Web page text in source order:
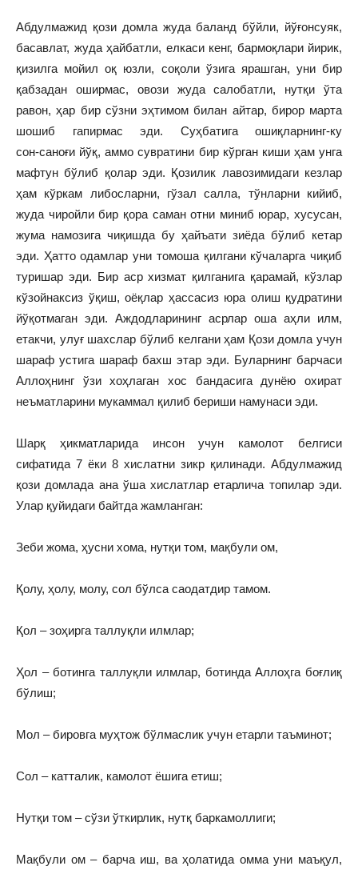
Абдулмажид қози домла жуда баланд бўйли, йўғонсуяк,
басавлат, жуда ҳайбатли, елкаси кенг, бармоқлари йирик,
қизилга мойил оқ юзли, соқоли ўзига ярашган, уни бир
қабзадан оширмас, овози жуда салобатли, нутқи ўта
равон, ҳар бир сўзни эҳтимом билан айтар, бирор марта
шошиб гапирмас эди. Суҳбатига ошиқларнинг‑ку
сон‑саноғи йўқ, аммо сувратини бир кўрган киши ҳам унга
мафтун бўлиб қолар эди. Қозилик лавозимидаги кезлар
ҳам кўркам либосларни, гўзал салла, тўнларни кийиб,
жуда чиройли бир қора саман отни миниб юрар, хусусан,
жума намозига чиқишда бу ҳайъати зиёда бўлиб кетар
эди. Ҳатто одамлар уни томоша қилгани кўчаларга чиқиб
туришар эди. Бир аср хизмат қилганига қарамай, кўзлар
кўзойнаксиз ўқиш, оёқлар ҳассасиз юра олиш қудратини
йўқотмаган эди. Аждодларининг асрлар оша аҳли илм,
етакчи, улуғ шахслар бўлиб келгани ҳам Қози домла учун
шараф устига шараф бахш этар эди. Буларнинг барчаси
Аллоҳнинг ўзи хоҳлаган хос бандасига дунёю охират
неъматларини мукаммал қилиб бериши намунаси эди.
Шарқ ҳикматларида инсон учун камолот белгиси
сифатида 7 ёки 8 хислатни зикр қилинади. Абдулмажид
қози домлада ана ўша хислатлар етарлича топилар эди.
Улар қуйидаги байтда жамланган:
Зеби жома, ҳусни хома, нутқи том, мақбули ом,
Қолу, ҳолу, молу, сол бўлса саодатдир тамом.
Қол – зоҳирга таллуқли илмлар;
Ҳол – ботинга таллуқли илмлар, ботинда Аллоҳга боғлиқ
бўлиш;
Мол – бировга муҳтож бўлмаслик учун етарли таъминот;
Сол – катталик, камолот ёшига етиш;
Нутқи том – сўзи ўткирлик, нутқ баркамоллиги;
Мақбули ом – барча иш, ва ҳолатида омма уни маъқул,